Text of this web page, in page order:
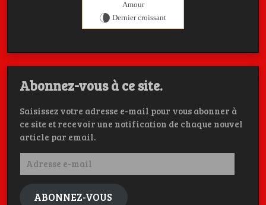
Amour
Dernier croissant
Abonnez-vous à ce site.
Saisissez votre adresse e-mail pour vous abonner à
ce site et recevoir une notification de chaque nouvel
article par email.
Adresse
mail
ABONNEZ-VOUS